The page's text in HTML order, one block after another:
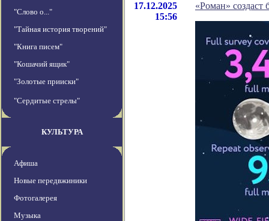
"Слово о..."
"Тайная история творений"
"Книга писем"
"Кошачий ящик"
"Золотые прииски"
"Сердитые стрелы"
КУЛЬТУРА
Афиша
Новые передвжиники
Фотогалерея
Музыка
17.12.2025
15:56
«Роман» создаст